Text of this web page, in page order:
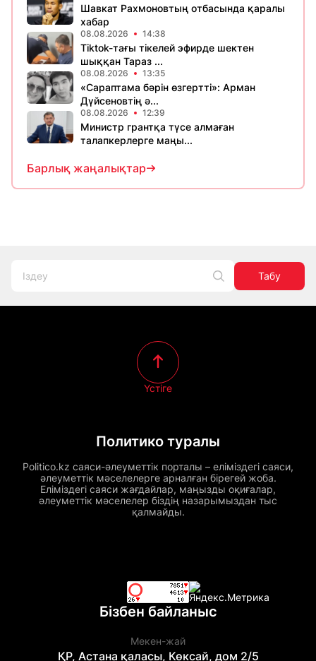
Шавкат Рахмоновтың отбасында қаралы
хабар
08.08.2026 14:38
Tiktok-тағы тікелей эфирде шектен
шыққан Тараз ...
08.08.2026 13:35
«Сараптама бәрін өзгертті»: Арман
Дүйсеновтің ә...
08.08.2026 12:39
Министр грантқа түсе алмаған
талапкерлерге маңы...
Барлық жаңалықтар
Табу
Политико туралы
Politico.kz саяси-әлеуметтік порталы – еліміздегі саяси,
әлеуметтік мәселелерге арналған бірегей жоба.
Еліміздегі саяси жағдайлар, маңызды оқиғалар,
әлеуметтік мәселелер біздің назарымыздан тыс
қалмайды.
Үстіге
Бізбен байланыс
Мекен-жай
ҚР, Астана қаласы, Көксай, дом 2/5